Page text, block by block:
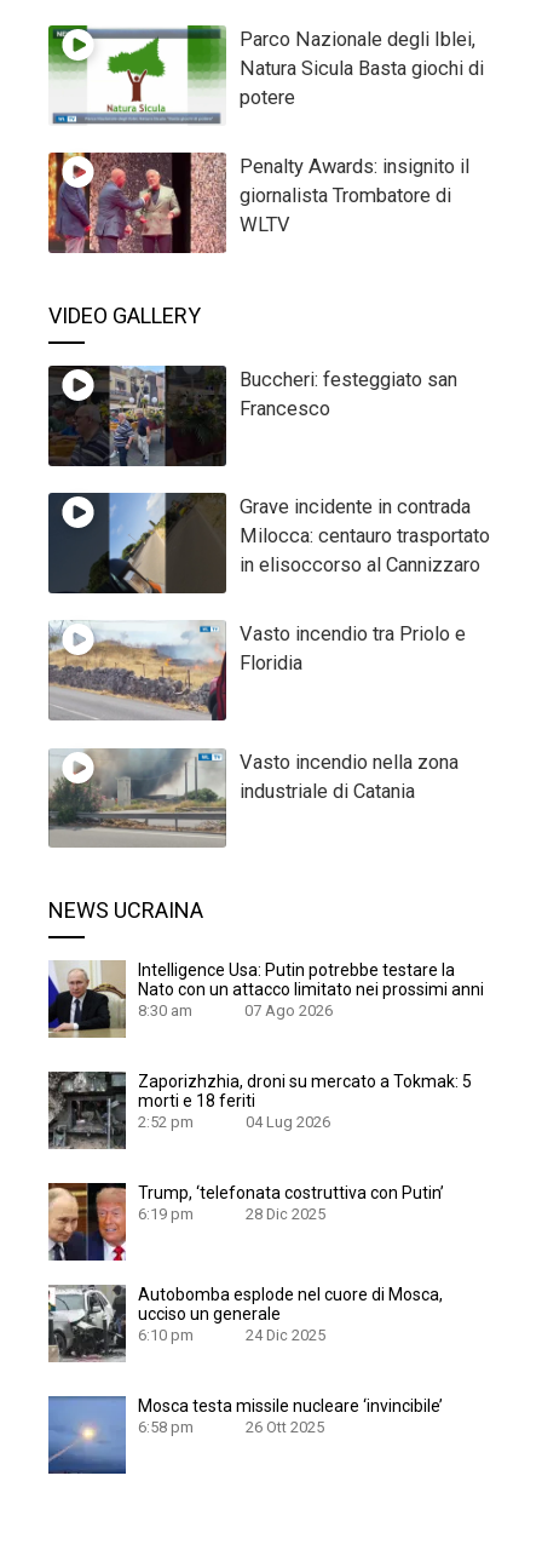
Parco Nazionale degli Iblei,
Natura Sicula Basta giochi di
potere
Penalty Awards: insignito il
giornalista Trombatore di
WLTV
VIDEO GALLERY
Buccheri: festeggiato san
Francesco
Grave incidente in contrada
Milocca: centauro trasportato
in elisoccorso al Cannizzaro
Vasto incendio tra Priolo e
Floridia
Vasto incendio nella zona
industriale di Catania
NEWS UCRAINA
Intelligence Usa: Putin potrebbe testare la
Nato con un attacco limitato nei prossimi anni
8:30 am 07 Ago 2026
Zaporizhzhia, droni su mercato a Tokmak: 5
morti e 18 feriti
2:52 pm 04 Lug 2026
Trump, ‘telefonata costruttiva con Putin’
6:19 pm 28 Dic 2025
Autobomba esplode nel cuore di Mosca,
ucciso un generale
6:10 pm 24 Dic 2025
Mosca testa missile nucleare ‘invincibile’
6:58 pm 26 Ott 2025